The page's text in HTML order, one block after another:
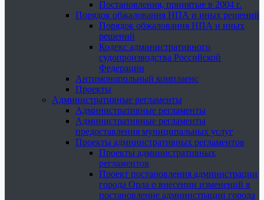
Постановления, принятые в 2004 г.
Порядок обжалования НПА и иных решений
Порядок обжалования НПА и иных
решений
Кодекс административного
судопроизводства Российской
Федерации
Антимонопольный комплаенс
Проекты
Административные регламенты
Административные регламенты
Административные регламенты
предоставления муниципальных услуг
Проекты административных регламентов
Проекты административных
регламентов
Проект постановления администрации
города Орла о внесении изменений в
постановление администрации города